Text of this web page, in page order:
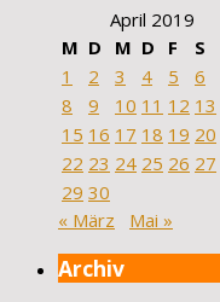
April 2019
M D M D F S
1
2 3 4 5 6
8
9 10 11 12 13
15 16 17 18 19 20
22 23 24 25 26 27
29 30
« März
Mai »
Archiv